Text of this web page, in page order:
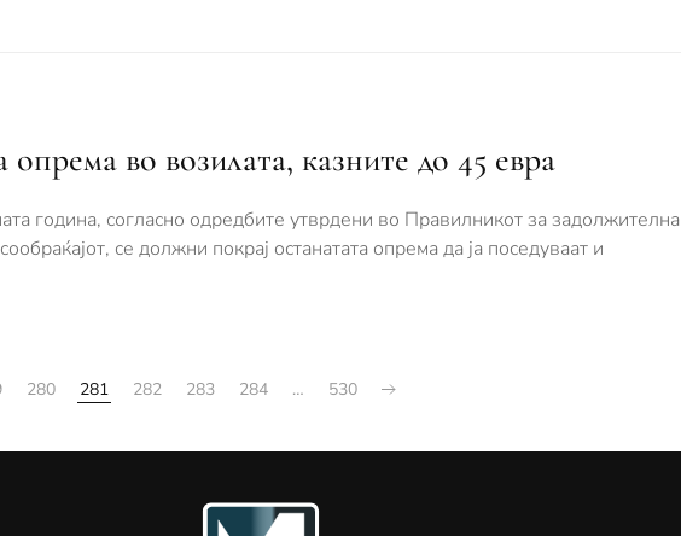
во возилата, казните до 45 евра
година, согласно одредбите утврдени во Правилникот за задолжителна
се должни покрај останатата опрема да ја поседуваат и
280 281 282 283 284 … 530